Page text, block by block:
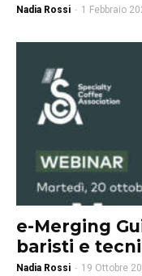
Nadia Rossi - 1 Febbraio
e-Merging
baristi e
Nadia Rossi - 19 Ottobre